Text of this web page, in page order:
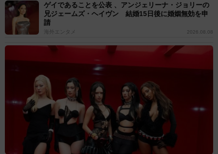
ゲイであることを公表 、アンジェリーナ・ジョリーの
兄ジェームズ・ヘイヴン 結婚15日後に婚姻無効を申
請
海外エンタメ 2026.08.08